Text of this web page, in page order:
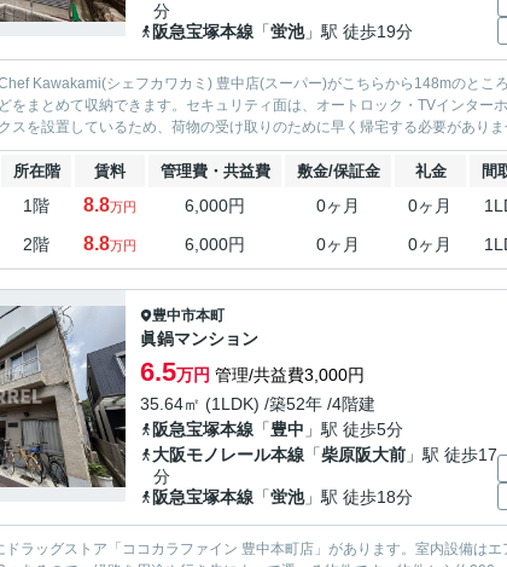
分
阪急宝塚本線 「蛍池」駅 徒歩19分
Kawakami(シェフカワカミ) 豊中店(スーパー)がこちらから148mのとこ
をまとめて収納できます。セキュリティ面は、オートロック・TVインター
スを設置しているため、荷物の受け取りのために早く帰宅する必要があり
所在階 賃料 管理費・共益費 敷金/保証金 礼金 間
1階 8.8万円 6,000円 0ヶ月 0ヶ月
2階 8.8万円 6,000円 0ヶ月 0ヶ月
豊中市本町
眞鍋マンション
6.5万円 管理/共益費3,000円
35.64㎡ (1LDK) /築52年 /4階建
阪急宝塚本線 「豊中 」駅 徒歩5分
大阪モノレール本線 「柴原阪大前 」駅 徒歩17
分
阪急宝塚本線 「蛍池」駅 徒歩18分
ドラッグストア「ココカラファイン 豊中本町店」があります。室内設備は